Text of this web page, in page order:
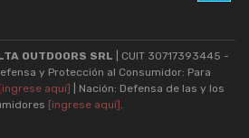
OUTDOORS SRL | CUIT 30717393445 -
y Protección al Consumidor: Para
[ingrese aquí] | Nación: Defensa de las y los
[ingrese aquí].